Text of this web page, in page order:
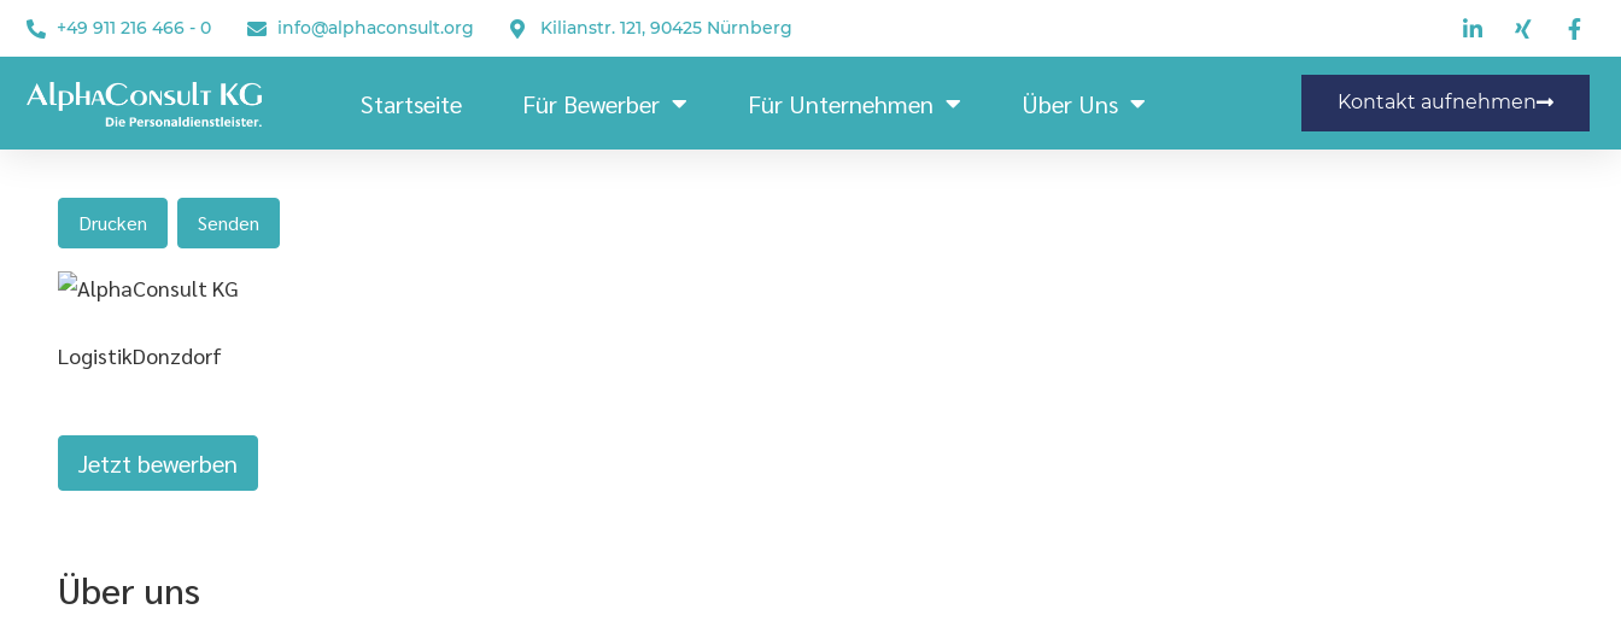
+49 911 216 466 - 0 info@alphaconsult.org Kilianstr. 121, 90425 Nürnberg
Startseite Für Bewerber Für Unternehmen Über Uns Kontakt aufnehmen
Drucken Senden
LogistikDonzdorf
Jetzt bewerben
Über uns